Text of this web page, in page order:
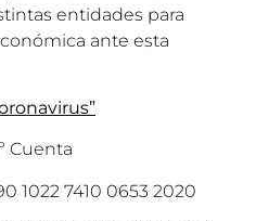
entidades para
ante esta
1022 7410 0653 2020